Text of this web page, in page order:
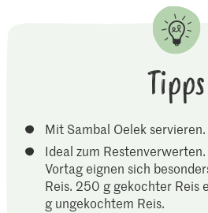
Tipps
Mit Sambal Oelek servieren.
Ideal zum
Vortag eignen sich
Reis. 250 g gekochter Reis
g ungekochtem Reis.